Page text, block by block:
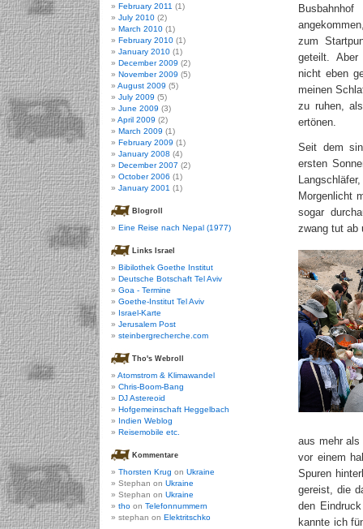
zum
geteilt.
nicht eben
meinen
zu ruhen,
ertönen.
Seit dem
ersten
Morgenlicht
sogar
zwang tut ab
aus mehr als
vor einem
Spuren
gereist, die
den
kannte ich
February 2011 (1)
July 2010 (2)
March 2010 (1)
February 2010 (1)
January 2010 (1)
December 2009 (2)
November 2009 (5)
August 2009 (5)
July 2009 (5)
June 2009 (3)
April 2009 (2)
March 2009 (1)
February 2009 (1)
January 2008 (4)
December 2007 (2)
October 2006 (1)
January 2001 (1)
Blogroll
Eine Reise nach Nepal (1977)
Links Israel
Bibilothek Goethe Institut
Deutsche Botschaft Tel Aviv
Goa - Termine
Goethe-Institut Tel Aviv
Israel-Karte
Jerusalem Post
steinbergrecherche.com
Tho's Webroll
Atomstrom & Klimawandel
Chris-Boom-Bang
DJ Astereoid
Hofgemeinschaft Heggelbach
Indien Weblog
Reisemobile etc.
Kommentare
Thorsten Krug on Ukraine
Stephan on Ukraine
Stephan on Ukraine
tho on Telefonnummern
stephan on Elektritschko